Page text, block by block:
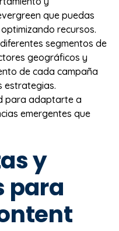
que puedas
recursos.
segmentos de
geográficos y
de cada campaña
estrategias.
para adaptarte a
emergentes que
y
para